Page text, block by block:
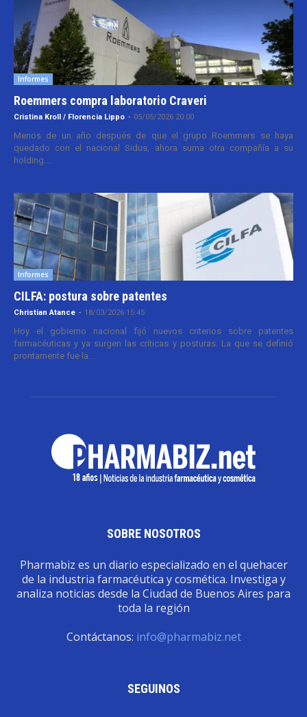
Informes
Roemmers compra laboratorio Craveri
Cristina Kroll / Florencia Lippo - 05/05/2026 20:00
Menos de un año después de que el grupo Roemmers se haya
quedado con el nacional Sidus, ahora suma otra compañía a su
holding....
Informes
CILFA: postura sobre patentes
Christian Atance - 18/03/2026 15:45
Hoy el gobierno nacional fijó nuevos criterios sobre patentes
farmacéuticas y ya surgen las críticas y posturas. La que se definió
prontamente fue la...
SOBRE NOSOTROS
Pharmabiz es un diario especializado en el quehacer
de la industria farmacéutica y cosmética. Investiga y
analiza noticias desde la Ciudad de Buenos Aires para
toda la región
Contáctanos: info@pharmabiz.net
SEGUINOS